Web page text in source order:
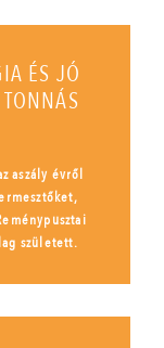
ÉS JÓ
aszály évről
született.